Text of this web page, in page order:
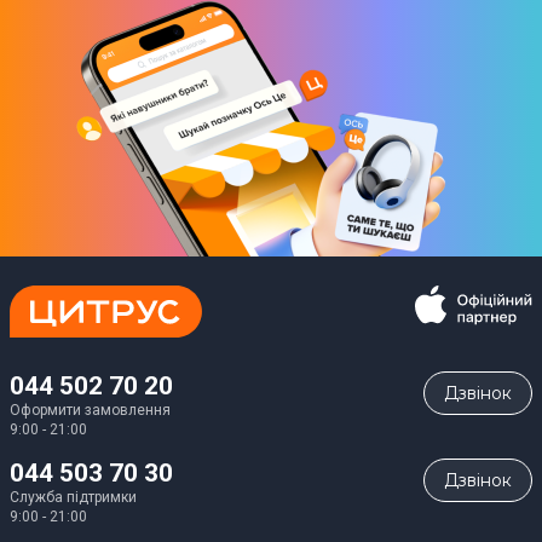
044 502 70 20
Оформити замовлення
9:00 - 21:00
Дзвiнок
044 503 70 30
Служба підтримки
9:00 - 21:00
Дзвiнок